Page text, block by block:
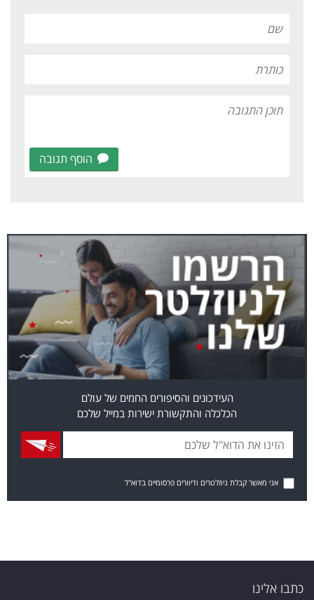
הוסף תגובה
העידכונים והסיפורים החמים של עולם
הכלכלה והתקשורת ישירות במייל שלכם
אני מאשר קבלת ניוזלטרים ודיוורים פרסומיים בדוא"ל
כתבו אלינו